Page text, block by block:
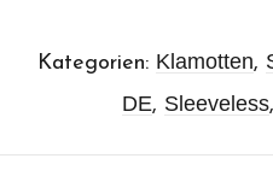
Kategorien: Klamotten,
DE, Sleeveless,